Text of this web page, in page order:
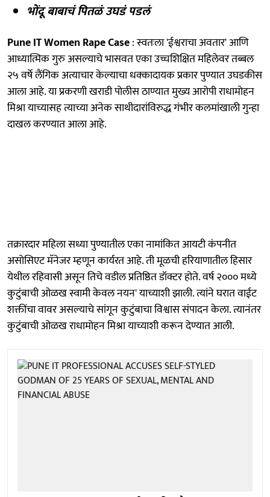
भोंदू बाबाचं पितळं उघडं पडलं
Pune IT Women Rape Case: स्वतःला 'ईश्वराचा अवतार' आणि
आध्यात्मिक गुरु असल्याचे भासवत एका उच्चशिक्षित महिलेवर तब्बल
२५ वर्षे लैंगिक अत्याचार केल्याचा धक्कादायक प्रकार पुण्यात उघडकीस
आला आहे. या प्रकरणी खराडी पोलीस ठाण्यात मुख्य आरोपी राधामोहन
मिश्रा याच्यासह त्याच्या अनेक साथीदारांविरुद्ध गंभीर कलमांखाली गुन्हा
दाखल करण्यात आला आहे.
तक्रारदार महिला सध्या पुण्यातील एका नामांकित आयटी कंपनीत
असोसिएट मॅनेजर म्हणून कार्यरत आहे. ती मूळची हरियाणातील हिसार
येथील रहिवासी असून तिचे वडील प्रतिष्ठित डॉक्टर होते. वर्ष २००० मध्ये
कुटुंबाची ओळख स्वामी केवल नयन' याच्याशी झाली. त्यांने घरात वाईट
शक्तींचा वावर असल्याचे सांगून कुटुंबाचा विश्वास संपादन केला. त्यानंतर
कुटुंबाची ओळख राधामोहन मिश्रा याच्याशी करून देण्यात आली.